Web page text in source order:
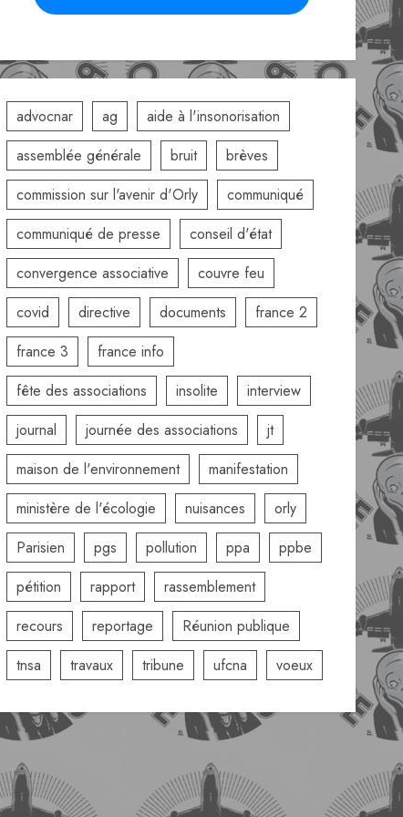
advocnar ag
aide à l'insonorisation
assemblée générale
bruit
brèves
commission sur l'avenir d'Orly
communiqué
communiqué de presse
conseil d'état
convergence associative
couvre feu
covid
directive documents
france 2
france 3
france info
fête des associations
insolite
interview
journal
journée des associations
jt
maison de l'environnement
manifestation
ministère de l'écologie
nuisances
orly
Parisien
pgs pollution ppa
ppbe
pétition
rapport
rassemblement
recours
reportage
Réunion publique
tnsa
travaux tribune ufcna voeux